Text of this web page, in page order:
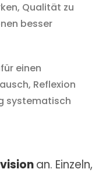
Qualität zu
besser
einen
Reflexion
systematisch
an. Einzeln,